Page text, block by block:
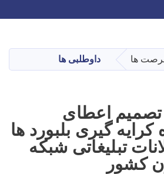
main
content
ها داوطلبی ها
تصميم اعطای
کرايه گيری بلبورد ها
تبليغاتی شبکه